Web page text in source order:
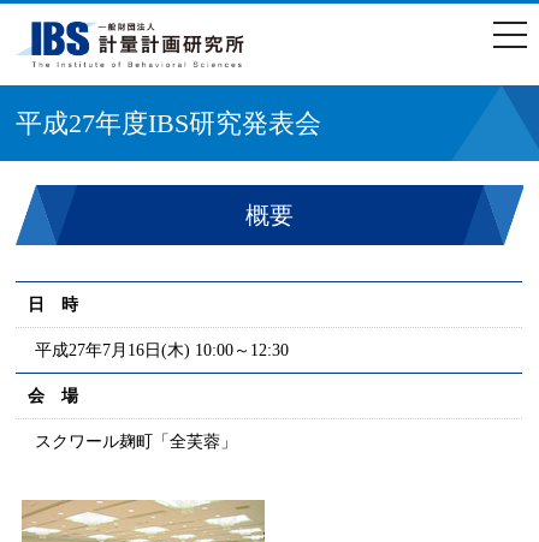
平成27年度IBS研究発表会
概要
日 時
平成27年7月16日(木) 10:00～12:30
会 場
スクワール麹町「全芙蓉」